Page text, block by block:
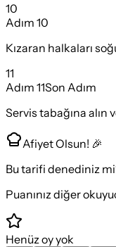
10
Adım 10
Kızaran halkaları
11
Adım 11Son Adım
Servis tabağına alın
Afiyet Olsun! 🎉
Bu tarifi denediniz
Puanınız diğer
Henüz oy yok